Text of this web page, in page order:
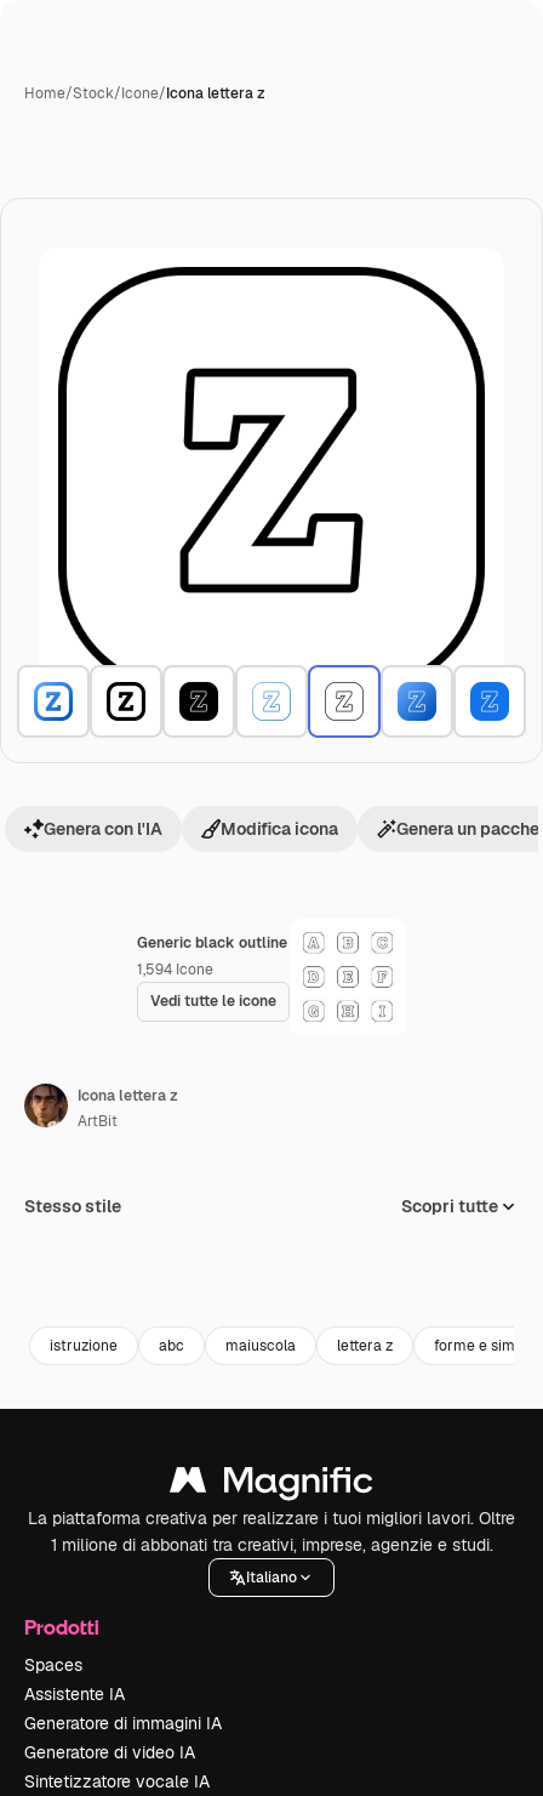
Home/Stock/Icone/Icona lettera z
Generic black outline
1,594 Icone
Vedi tutte le icone
Genera con l'IA Modifica icona Genera un
Icona lettera z
ArtBit
Stesso stile Scopri tutte
istruzione abc maiuscola lettera z forme e simboli
La piattaforma creativa per realizzare i tuoi migliori lavori. Oltre
1 milione di abbonati tra creativi, imprese, agenzie e studi.
Italiano
Prodotti
Spaces
Assistente IA
Generatore di immagini IA
Generatore di video IA
Sintetizzatore vocale IA